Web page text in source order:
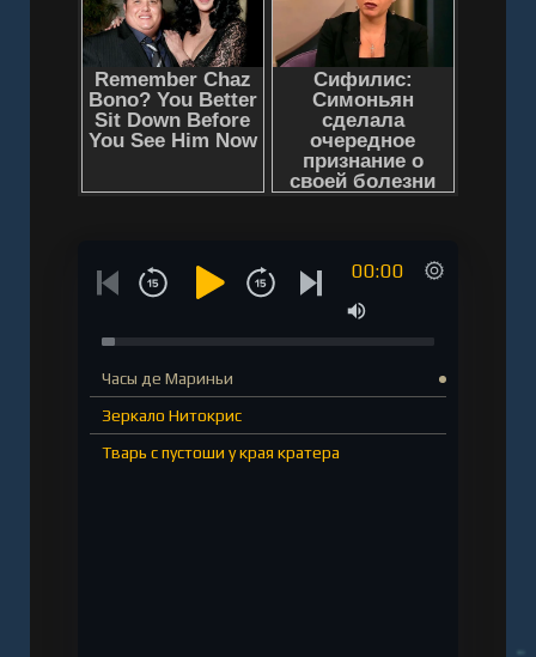
00:00
Часы де Мариньи
Зеркало Нитокрис
Тварь с пустоши у края кратера